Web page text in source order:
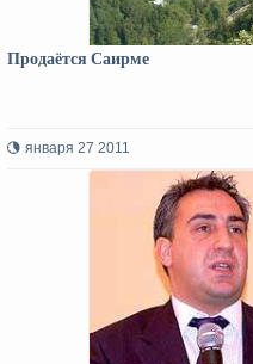
Продаётся Саирме
января 27 2011